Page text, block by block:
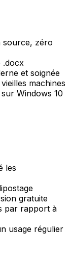
source, zéro
.docx
et soignée
machines
Windows 10
les
gratuite
par rapport à
usage régulier